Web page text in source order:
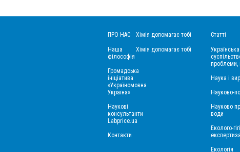
ПРО НАС
Наша
філософія
Громадська
ініціатива
«Україномовна
Україна»
Наукові
консультанти
Labprice.ua
Контакти
Хімія допомагає тобі
Хімія допомагає тобі
Статті
проблеми,
Наука і
Науково-
Науково
води
Еколого-
експертиза
Екологія